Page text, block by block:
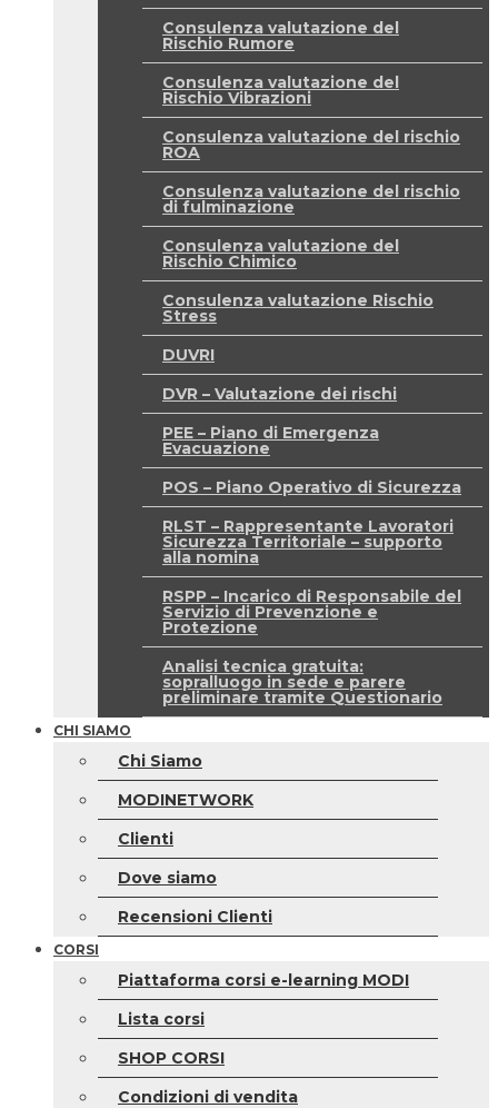
Consulenza valutazione del
Rischio Rumore
Consulenza valutazione del
Rischio Vibrazioni
Consulenza valutazione del rischio
ROA
Consulenza valutazione del rischio
di fulminazione
Consulenza valutazione del
Rischio Chimico
Consulenza valutazione Rischio
Stress
DUVRI
DVR – Valutazione dei rischi
PEE – Piano di Emergenza
Evacuazione
POS – Piano Operativo di Sicurezza
RLST – Rappresentante Lavoratori
Sicurezza Territoriale – supporto
alla nomina
RSPP – Incarico di Responsabile del
Servizio di Prevenzione e
Protezione
Analisi tecnica gratuita:
sopralluogo in sede e parere
preliminare tramite Questionario
CHI SIAMO
Chi Siamo
MODINETWORK
Clienti
Dove siamo
Recensioni Clienti
CORSI
Piattaforma corsi e-learning MODI
Lista corsi
SHOP CORSI
Condizioni di vendita